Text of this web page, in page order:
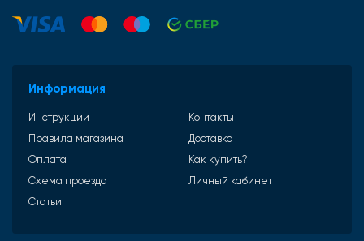
Информация
Инструкции
Контакты
Правила магазина
Доставка
Оплата
Как купить?
Схема проезда
Личный кабинет
Статьи